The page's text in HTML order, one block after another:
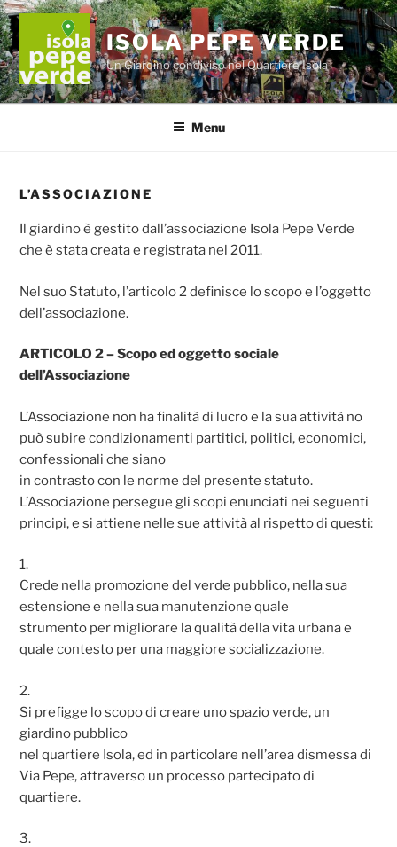
Salta
al
contenuto
ISOLA PEPE VERDE
Un Giardino condiviso nel Quartiere Isola
Menu
L’ASSOCIAZIONE
Il giardino è gestito dall’associazione Isola Pepe Verde
che è stata creata e registrata nel 2011.
Nel suo Statuto, l’articolo 2 definisce lo scopo e l’oggetto
dell’associazione.
ARTICOLO 2 – Scopo ed oggetto sociale
dell’Associazione
L’Associazione non ha finalità di lucro e la sua attività no
può subire condizionamenti partitici, politici, economici,
confessionali che siano
in contrasto con le norme del presente statuto.
L’Associazione persegue gli scopi enunciati nei seguenti
principi, e si attiene nelle sue attività al rispetto di questi:
1.
Crede nella promozione del verde pubblico, nella sua
estensione e nella sua manutenzione quale
strumento per migliorare la qualità della vita urbana e
quale contesto per una maggiore socializzazione.
2.
Si prefigge lo scopo di creare uno spazio verde, un
giardino pubblico
nel quartiere Isola, ed in particolare nell’area dismessa di
Via Pepe, attraverso un processo partecipato di
quartiere.
3.